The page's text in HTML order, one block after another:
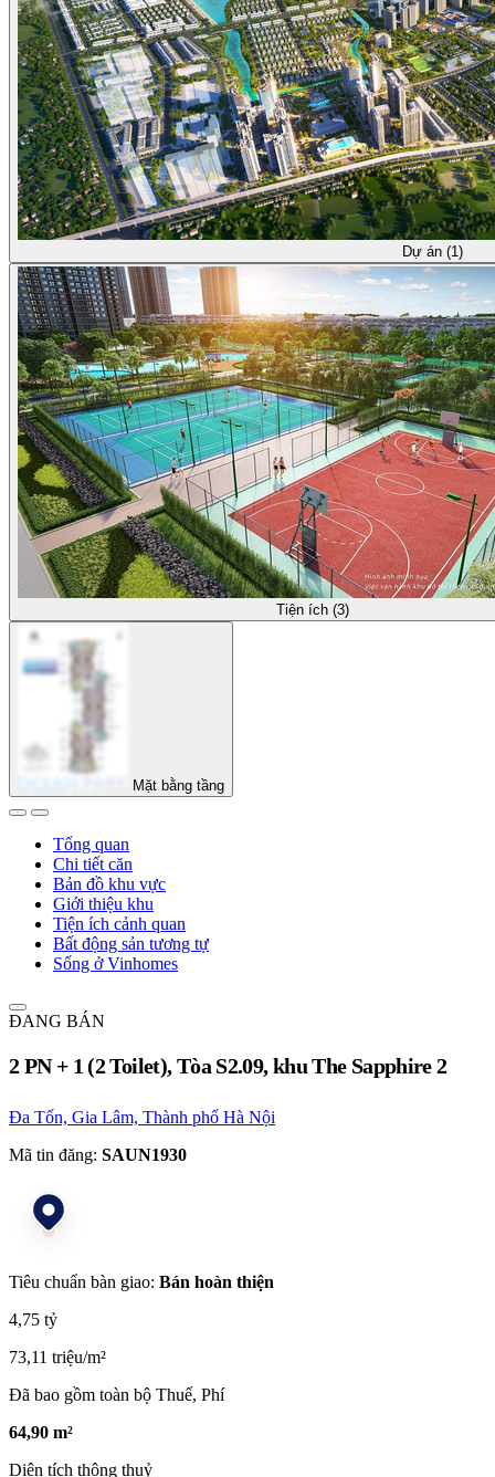
Dự án (1)
Tiện ích (3)
Mặt bằng tầng
Tổng quan
Chi tiết căn
Bản đồ khu vực
Giới thiệu khu
Tiện ích cảnh quan
Bất động sản tương tự
Sống ở Vinhomes
ĐANG BÁN
2 PN + 1 (2 Toilet), Tòa S2.09, khu The Sapphire 2
Đa Tốn, Gia Lâm, Thành phố Hà Nội
Mã tin đăng: SAUN1930
Tiêu chuẩn bàn giao: Bán hoàn thiện
4,75 tỷ
73,11 triệu/m²
Đã bao gồm toàn bộ Thuế, Phí
64,90 m²
Diện tích thông thuỷ